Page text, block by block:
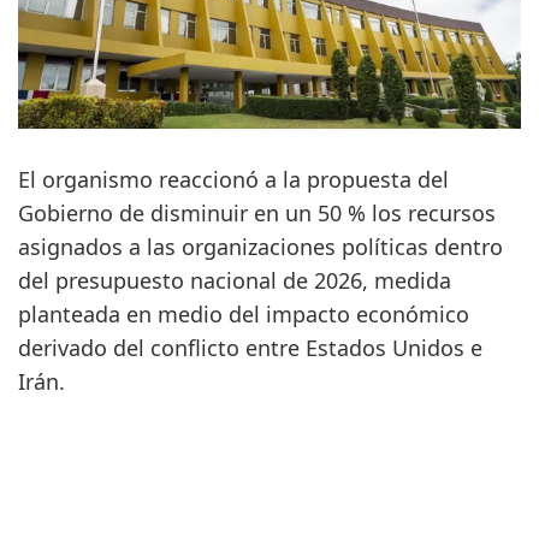
El organismo reaccionó a la propuesta del
Gobierno de disminuir en un 50 % los recursos
asignados a las organizaciones políticas dentro
del presupuesto nacional de 2026, medida
planteada en medio del impacto económico
derivado del conflicto entre Estados Unidos e
Irán.